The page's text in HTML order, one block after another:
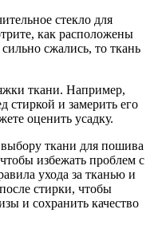
стекло для
как расположены
сжались, то ткань
ткани. Например,
стиркой и замерить его
оценить усадку.
ткани для пошива
избежать проблем с
ухода за тканью и
стирки, чтобы
и сохранить качество